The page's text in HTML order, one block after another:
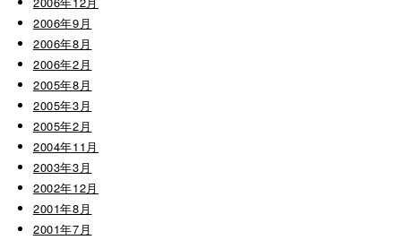
2006年9月
2006年8月
2006年2月
2005年8月
2005年3月
2005年2月
2004年11月
2003年3月
2002年12月
2001年8月
2001年7月